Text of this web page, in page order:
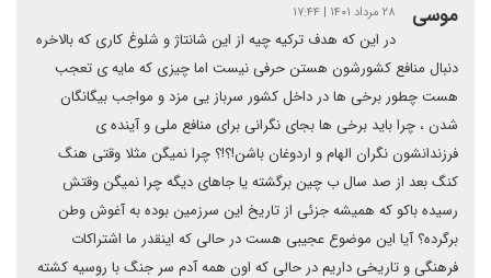
موسی ۲۸ مرداد ۱۴۰۱ | ۱۷:۴۴
در این که هدف ترکیه چیه از این شانتاژ و شلوغ کاری که بالاخره
دنبال منافع کشورشون هستن حرفی نیست اما چیزی که مایه ی تعجب
هست چطور برخی ها در داخل کشور سرباز یی مزد و مواجب بیگانگان
شدن ، چرا باید برخی ها بجای نگرانی برای منافع ملی و آینده ی
فرزندانشون نگران الهام و اردوغان باشن!؟!؟ چرا نمیگن مثلا وقتی هنگ
کنگ بعد از صد سال ب چین برگشته یا جاهای دیگه چرا نمیگن وقتش
رسیده باکو که همیشه جزئی از تاریخ این سرزمین بوده به آغوش وطن
برگرده؟ آیا این موضوع عجیبی هست در حالی که اینقدر ما اشتراکات
فرهنگی و تاریخی داریم در حالی که اون همه آدم سر جنگ با روسیه کشته